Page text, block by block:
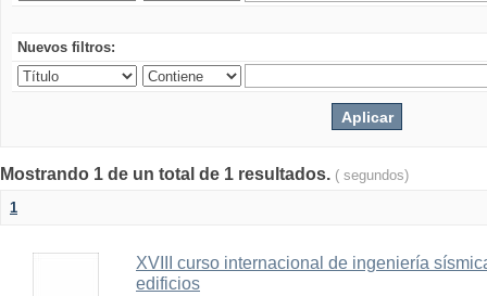
Nuevos filtros:
Mostrando 1 de un total de 1 resultados. ( segundos)
1
XVIII curso internacional de ingeniería
edificios